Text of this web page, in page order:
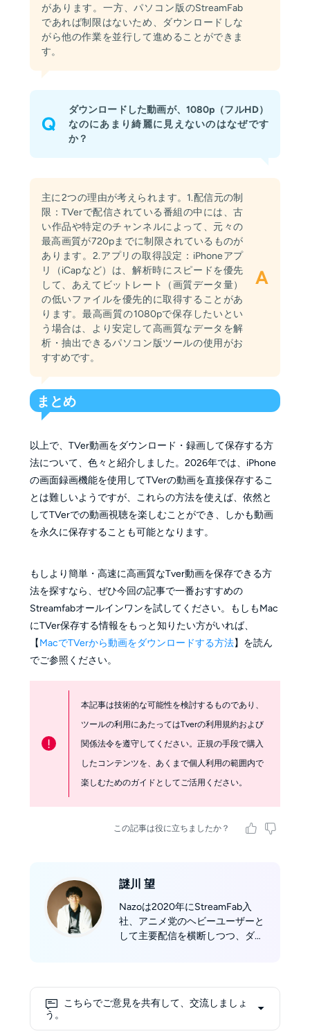
があります。一方、パソコン版のStreamFab
であれば制限はないため、ダウンロードしな
がら他の作業を並行して進めることができま
す。
Q
ダウンロードした動画が、1080p（フルHD）
なのにあまり綺麗に見えないのはなぜです
か？
主に2つの理由が考えられます。1.配信元の制
限：TVerで配信されている番組の中には、古
い作品や特定のチャンネルによって、元々の
最高画質が720pまでに制限されているものが
あります。2.アプリの取得設定：iPhoneアプ
リ（iCapなど）は、解析時にスピードを優先
して、あえてビットレート（画質データ量）
の低いファイルを優先的に取得することがあ
ります。最高画質の1080pで保存したいとい
う場合は、より安定して高画質なデータを解
析・抽出できるパソコン版ツールの使用がお
すすめです。
A
まとめ
以上で、TVer動画をダウンロード・録画して保存する方
法について、色々と紹介しました。2026年では、iPhone
の画面録画機能を使用してTVerの動画を直接保存するこ
とは難しいようですが、これらの方法を使えば、依然と
してTVerでの動画視聴を楽しむことができ、しかも動画
を永久に保存することも可能となります。
もしより簡単・高速に高画質なTver動画を保存できる方
法を探すなら、ぜひ今回の記事で一番おすすめの
Streamfabオールインワンを試してください。もしもMac
にTVer保存する情報をもっと知りたい方がいれば、
【MacでTVerから動画をダウンロードする方法】を読ん
でご参照ください。
!
本記事は技術的な可能性を検討するものであり、
ツールの利用にあたってはTverの利用規約および
関係法令を遵守してください。正規の手段で購入
したコンテンツを、あくまで個人利用の範囲内で
楽しむためのガイドとしてご活用ください。
この記事は役に立ちましたか？
謎川 望
Nazoは2020年にStreamFab入
社、アニメ党のヘビーユーザーと
して主要配信を横断しつつ、ダウ
のが得意。「好きだから、最短で
こちらでご意見を共有して、交流しましょ
う。